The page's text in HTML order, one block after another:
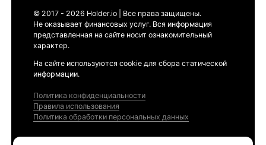
© 2017 - 2026 Holder.io | Все права защищены.
Не оказывает финансовых услуг. Вся информация
представленная на сайте носит ознакомительный
характер.
На сайте используются cookie для сбора статической
информации.
Политика конфиденциальности
Правила использования
Политика обработки персональных данных